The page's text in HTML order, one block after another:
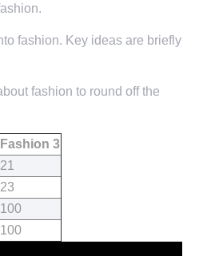
fashion. Key ideas are briefly
fashion to round off the
Fashion 3
21
23
100
100